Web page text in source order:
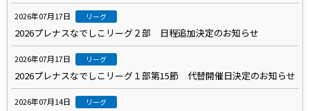
2026年07月17日 リーグ
2026プレナスなでしこリーグ２部 日程追加決定のお知らせ
2026年07月17日 リーグ
2026プレナスなでしこリーグ１部第15節 代替開催日決定のお知らせ
2026年07月14日 リーグ